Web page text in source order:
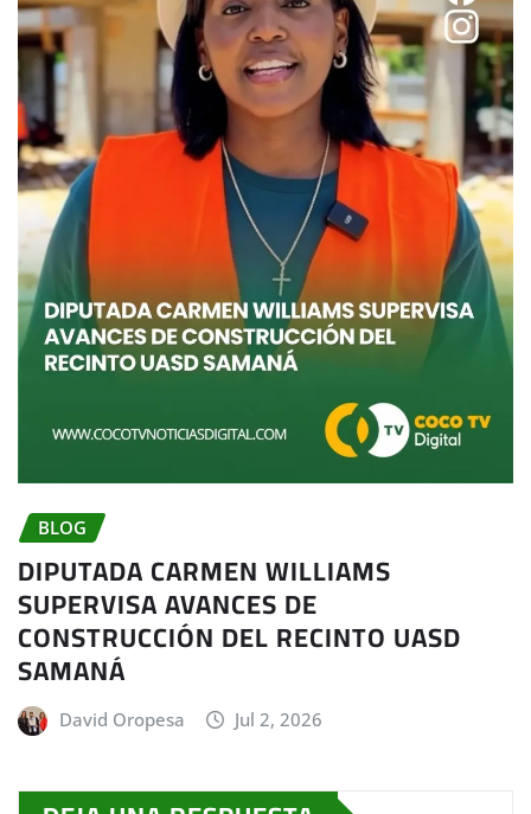
BLOG
DIPUTADA CARMEN WILLIAMS
SUPERVISA AVANCES DE
CONSTRUCCIÓN DEL RECINTO UASD
SAMANÁ
David Oropesa Jul 2, 2026